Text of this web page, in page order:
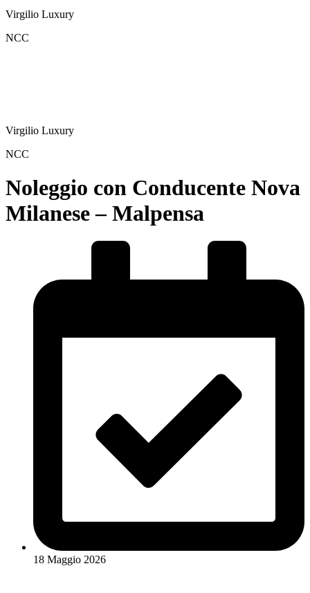
Virgilio Luxury
NCC
Virgilio Luxury
NCC
Noleggio con Conducente Nova
Milanese – Malpensa
18 Maggio 2026